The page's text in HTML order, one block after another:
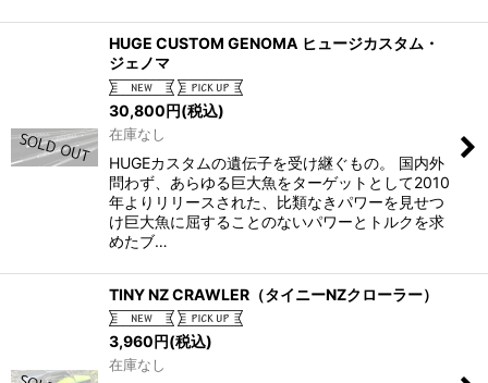
HUGE CUSTOM GENOMA ヒュージカスタム・
ジェノマ
30,800円(税込)
在庫なし
HUGEカスタムの遺伝子を受け継ぐもの。 国内外
問わず、あらゆる巨大魚をターゲットとして2010
年よりリリースされた、比類なきパワーを見せつ
け巨大魚に屈することのないパワーとトルクを求
めたブ…
TINY NZ CRAWLER（タイニーNZクローラー）
3,960円(税込)
在庫なし